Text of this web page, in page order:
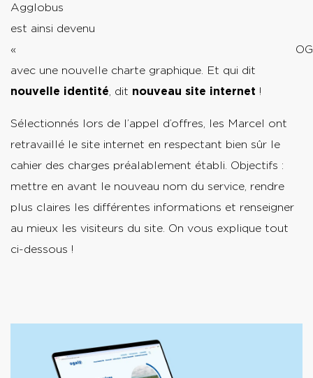
Agglobus
est ainsi devenu
«
avec une nouvelle charte graphique. Et qui dit
nouvelle identité, dit nouveau site internet !
Sélectionnés lors de l’appel d’offres, les Marcel ont
retravaillé le site internet en respectant bien sûr le
cahier des charges préalablement établi. Objectifs :
mettre en avant le nouveau nom du service, rendre
plus claires les différentes informations et renseigner
au mieux les visiteurs du site. On vous explique tout
ci-dessous !